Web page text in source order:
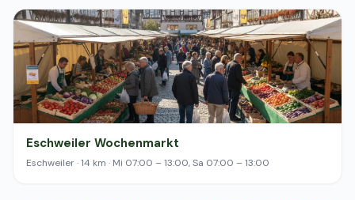
Eschweiler Wochenmarkt
Eschweiler · 14 km · Mi 07:00 – 13:00, Sa 07:00 – 13:00